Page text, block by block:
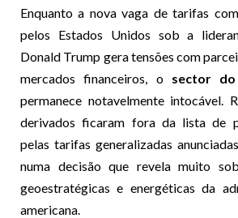
Enquanto a nova vaga de tarifas
pelos Estados Unidos sob a
Donald Trump gera tensões com
mercados financeiros, o sector
permanece notavelmente intocável.
derivados ficaram fora da lista de
pelas tarifas generalizadas
numa decisão que revela muito
geoestratégicas e energéticas da
americana.